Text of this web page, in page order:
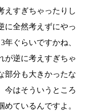
えすぎちゃったりし
に全然考えずにやっ
3年ぐらいですかね、
が逆に考えすぎちゃ
部分も大きかったな
今はそういうところ
ているんですよ。